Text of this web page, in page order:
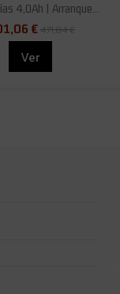
4,0Ah | Arranque...
€471,84 €
Ver